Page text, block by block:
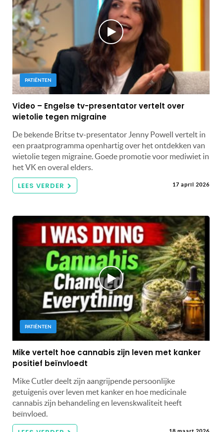
PATIËNTEN
Video – Engelse tv-presentator vertelt over
wietolie tegen migraine
De bekende Britse tv-presentator Jenny Powell vertelt in
een praatprogramma openhartig over het ontdekken van
wietolie tegen migraine. Goede promotie voor mediwiet in
het VK en overal elders.
LEES VERDER 17 april 2026
PATIËNTEN
Mike vertelt hoe cannabis zijn leven met kanker
positief beïnvloedt
Mike Cutler deelt zijn aangrijpende persoonlijke
getuigenis over leven met kanker en hoe medicinale
cannabis zijn behandeling en levenskwaliteit heeft
beïnvloed.